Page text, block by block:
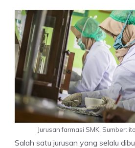
Jurusan farmasi SMK, Sumber:
Salah satu jurusan yang selalu